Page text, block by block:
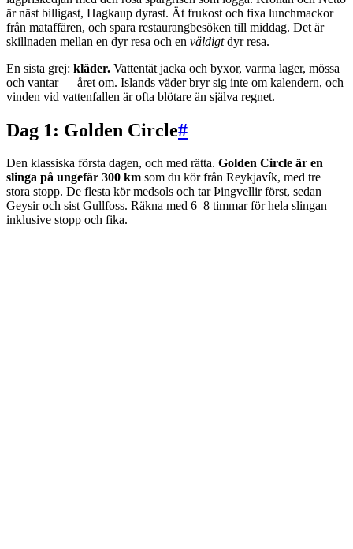
är näst billigast, Hagkaup dyrast. Ät frukost och fixa lunchmackor
från mataffären, och spara restaurangbesöken till middag. Det är
skillnaden mellan en dyr resa och en väldigtdyr resa.
En sista grej: kläder. Vattentät jacka och byxor, varma lager, mössa
och vantar — året om. Islands väder bryr sig inte om kalendern, och
vinden vid vattenfallen är ofta blötare än själva regnet.
Dag 1: Golden Circle#
Den klassiska första dagen, och med rätta. Golden Circle är en
slinga på ungefär 300 km som du kör från Reykjavík, med tre
stora stopp. De flesta kör medsols och tar Þingvellir först, sedan
Geysir och sist Gullfoss. Räkna med 6–8 timmar för hela slingan
inklusive stopp och fika.